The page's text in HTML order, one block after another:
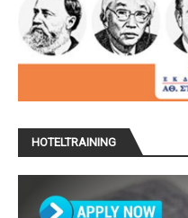
HOTELTRAINING